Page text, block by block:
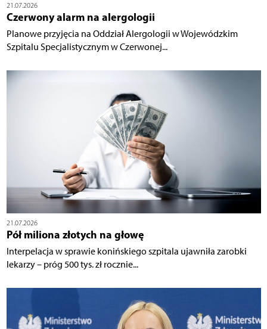
21.07.2026
Czerwony alarm na alergologii
Planowe przyjęcia na Oddział Alergologii w Wojewódzkim
Szpitalu Specjalistycznym w Czerwonej...
21.07.2026
Pół miliona złotych na głowę
Interpelacja w sprawie konińskiego szpitala ujawniła zarobki
lekarzy – próg 500 tys. zł rocznie...